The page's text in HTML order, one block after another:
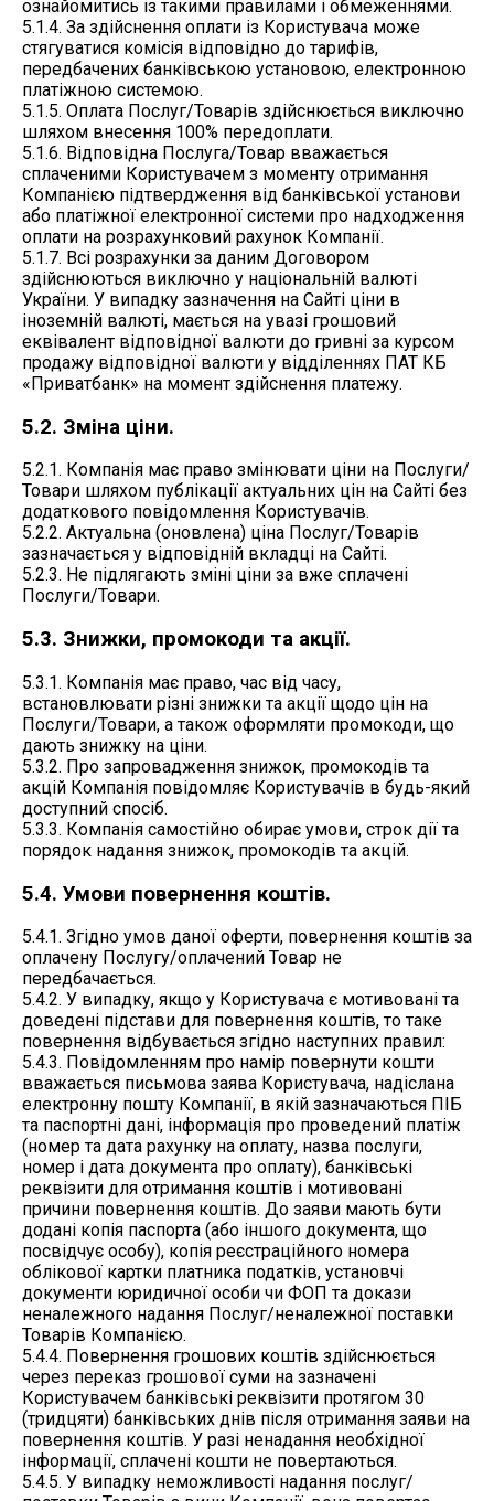
ознайомитись із такими правилами і обмеженнями.
5.1.4. За здійснення оплати із Користувача може
стягуватися комісія відповідно до тарифів,
передбачених банківською установою, електронною
платіжною системою.
5.1.5. Оплата Послуг/Товарів здійснюється виключно
шляхом внесення 100% передоплати.
5.1.6. Відповідна Послуга/Товар вважається
сплаченими Користувачем з моменту отримання
Компанією підтвердження від банківської установи
або платіжної електронної системи про надходження
оплати на розрахунковий рахунок Компанії.
5.1.7. Всі розрахунки за даним Договором
здійснюються виключно у національній валюті
України. У випадку зазначення на Сайті ціни в
іноземній валюті, мається на увазі грошовий
еквівалент відповідної валюти до гривні за курсом
продажу відповідної валюти у відділеннях ПАТ КБ
«Приватбанк» на момент здійснення платежу.
5.2. Зміна ціни.
5.2.1. Компанія має право змінювати ціни на Послуги/
Товари шляхом публікації актуальних цін на Сайті без
додаткового повідомлення Користувачів.
5.2.2. Актуальна (оновлена) ціна Послуг/Товарів
зазначається у відповідній вкладці на Сайті.
5.2.3. Не підлягають зміні ціни за вже сплачені
Послуги/Товари.
5.3. Знижки, промокоди та акції.
5.3.1. Компанія має право, час від часу,
встановлювати різні знижки та акції щодо цін на
Послуги/Товари, а також оформляти промокоди, що
дають знижку на ціни.
5.3.2. Про запровадження знижок, промокодів та
акцій Компанія повідомляє Користувачів в будь-який
доступний спосіб.
5.3.3. Компанія самостійно обирає умови, строк дії та
порядок надання знижок, промокодів та акцій.
5.4. Умови повернення коштів.
5.4.1. Згідно умов даної оферти, повернення коштів за
оплачену Послугу/оплачений Товар не
передбачається.
5.4.2. У випадку, якщо у Користувача є мотивовані та
доведені підстави для повернення коштів, то таке
повернення відбувається згідно наступних правил:
5.4.3. Повідомленням про намір повернути кошти
вважається письмова заява Користувача, надіслана
електронну пошту Компанії, в якій зазначаються ПІБ
та паспортні дані, інформація про проведений платіж
(номер та дата рахунку на оплату, назва послуги,
номер і дата документа про оплату), банківські
реквізити для отримання коштів і мотивовані
причини повернення коштів. До заяви мають бути
додані копія паспорта (або іншого документа, що
посвідчує особу), копія реєстраційного номера
облікової картки платника податків, установчі
документи юридичної особи чи ФОП та докази
неналежного надання Послуг/неналежної поставки
Товарів Компанією.
5.4.4. Повернення грошових коштів здійснюється
через переказ грошової суми на зазначені
Користувачем банківські реквізити протягом 30
(тридцяти) банківських днів після отримання заяви на
повернення коштів. У разі ненадання необхідної
інформації, сплачені кошти не повертаються.
5.4.5. У випадку неможливості надання послуг/